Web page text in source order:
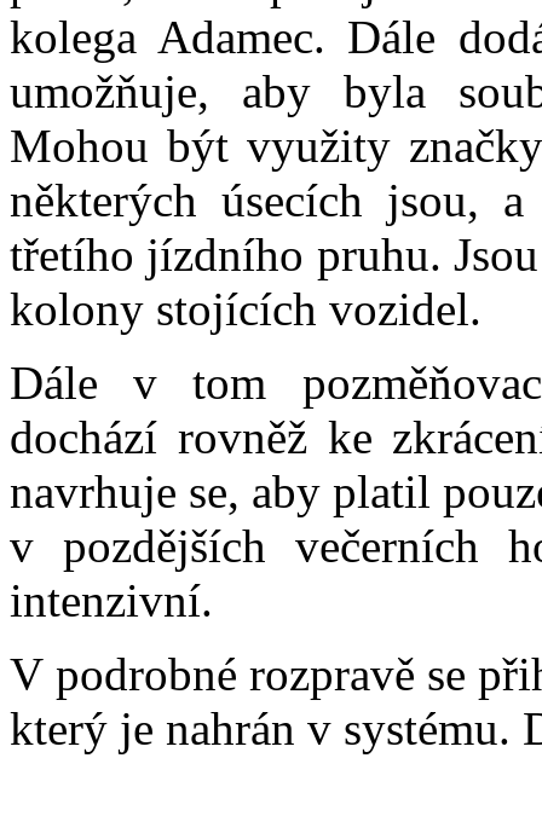
kolega Adamec. Dále
umožňuje, aby byla
Mohou být využity
některých úsecích jsou,
třetího jízdního pruhu.
kolony stojících vozidel.
Dále v tom
dochází rovněž ke
navrhuje se, aby platil
v pozdějších večerních
intenzivní.
V podrobné rozpravě se
který je nahrán v systému.